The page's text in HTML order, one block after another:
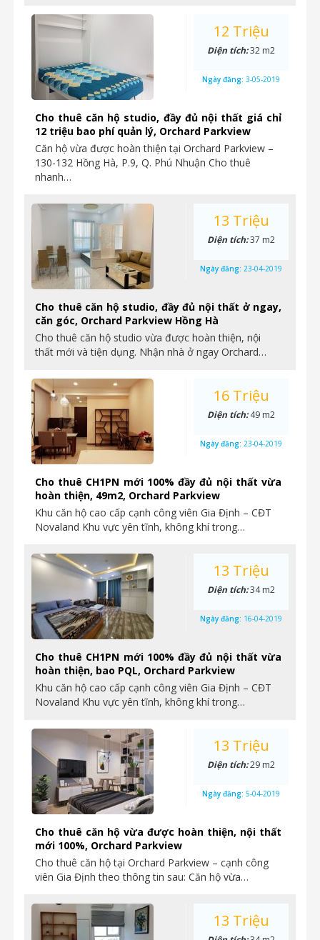
Cho thuê căn hộ studio, đầy đủ nội thất giá chỉ
12 triệu bao phí quản lý, Orchard Parkview
Căn hộ vừa được hoàn thiện tại Orchard Parkview –
130-132 Hồng Hà, P.9, Q. Phú Nhuận Cho thuê
nhanh…
12 Triệu
Diện tích:32 m2
Ngày đăng: 3-05-2019
Cho thuê căn hộ studio, đầy đủ nội thất ở ngay,
căn góc, Orchard Parkview Hồng Hà
Cho thuê căn hộ studio vừa được hoàn thiện, nội
thất mới và tiện dụng. Nhận nhà ở ngay Orchard…
13 Triệu
Diện tích:37 m2
Ngày đăng: 23-04-2019
Cho thuê CH1PN mới 100% đầy đủ nội thất vừa
hoàn thiện, 49m2, Orchard Parkview
Khu căn hộ cao cấp cạnh công viên Gia Định – CĐT
Novaland Khu vực yên tĩnh, không khí trong…
16 Triệu
Diện tích:49 m2
Ngày đăng: 23-04-2019
Cho thuê CH1PN mới 100% đầy đủ nội thất vừa
hoàn thiện, bao PQL, Orchard Parkview
Khu căn hộ cao cấp cạnh công viên Gia Định – CĐT
Novaland Khu vực yên tĩnh, không khí trong…
13 Triệu
Diện tích:34 m2
Ngày đăng: 16-04-2019
Cho thuê căn hộ vừa được hoàn thiện, nội thất
mới 100%, Orchard Parkview
Cho thuê căn hộ tại Orchard Parkview – cạnh công
viên Gia Định theo thông tin sau: Căn hộ vừa…
13 Triệu
Diện tích:29 m2
Ngày đăng: 5-04-2019
13 Triệu